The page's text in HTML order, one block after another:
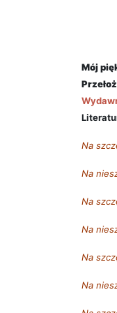
Mój
Na
Na
Na
Na
Na
Na